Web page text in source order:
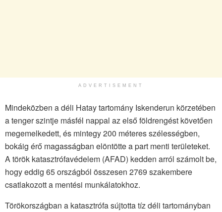
ADVERTISEMENT
Mindeközben a déli Hatay tartomány Iskenderun körzetében
a tenger szintje másfél nappal az első földrengést követően
megemelkedett, és mintegy 200 méteres szélességben,
bokáig érő magasságban elöntötte a part menti területeket.
A török katasztrófavédelem (AFAD) kedden arról számolt be,
hogy eddig 65 országból összesen 2769 szakembere
csatlakozott a mentési munkálatokhoz.
Törökországban a katasztrófa sújtotta tíz déli tartományban